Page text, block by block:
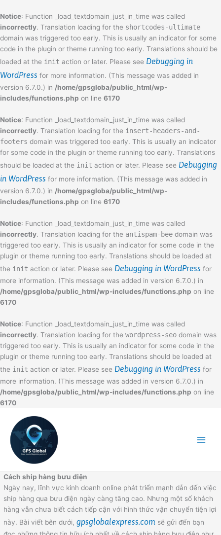
Notice: Function _load_textdomain_just_in_time was called
incorrectly. Translation loading for the shortcodes-ultimate
domain was triggered too early. This is usually an indicator for some
code in the plugin or theme running too early. Translations should be
loaded at the init action or later. Please see Debugging in
WordPress for more information. (This message was added in
version 6.7.0.) in /home/gpsgloba/public_html/wp-
includes/functions.php on line 6170
Notice: Function _load_textdomain_just_in_time was called
incorrectly. Translation loading for the insert-headers-and-
footers domain was triggered too early. This is usually an indicator
for some code in the plugin or theme running too early. Translations
should be loaded at the init action or later. Please see Debugging
in WordPress for more information. (This message was added in
version 6.7.0.) in /home/gpsgloba/public_html/wp-
includes/functions.php on line 6170
Notice: Function _load_textdomain_just_in_time was called
incorrectly. Translation loading for the antispam-bee domain was
triggered too early. This is usually an indicator for some code in the
plugin or theme running too early. Translations should be loaded at
the init action or later. Please see Debugging in WordPress for
more information. (This message was added in version 6.7.0.) in
/home/gpsgloba/public_html/wp-includes/functions.php on line
6170
Notice: Function _load_textdomain_just_in_time was called
incorrectly. Translation loading for the wordpress-seo domain was
triggered too early. This is usually an indicator for some code in the
plugin or theme running too early. Translations should be loaded at
the init action or later. Please see Debugging in WordPress for
more information. (This message was added in version 6.7.0.) in
/home/gpsgloba/public_html/wp-includes/functions.php on line
6170
to
content
Cách ship hàng bưu điện
Ngày nay, lĩnh vực kinh doanh online phát triển mạnh dẫn đến việc
ship hàng qua bưu điện ngày càng tăng cao. Nhưng một số khách
hàng vẫn chưa biết cách tiếp cận với hình thức vận chuyển tiện lợi
này. Bài viết bên dưới,gpsglobalexpress.com sẽ gửi đến bạn